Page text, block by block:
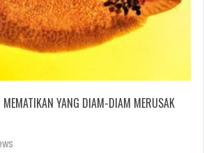
YANG DIAM-DIAM MERUSAK